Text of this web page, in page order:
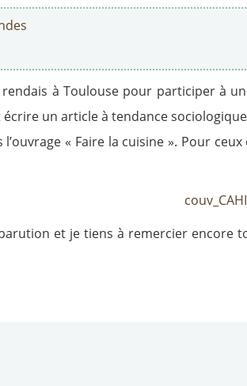
à Toulouse pour participer à
écrire un article à tendance
« Faire la cuisine ». Pour
et je tiens à remercier encore